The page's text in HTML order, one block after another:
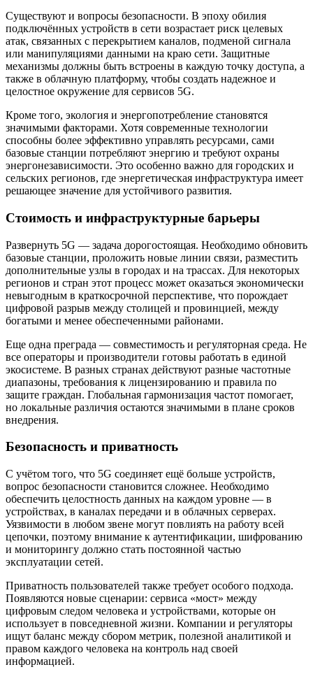
Существуют и вопросы безопасности. В эпоху обилия
подключённых устройств в сети возрастает риск целевых
атак, связанных с перекрытием каналов, подменой сигнала
или манипуляциями данными на краю сети. Защитные
механизмы должны быть встроены в каждую точку доступа, а
также в облачную платформу, чтобы создать надежное и
целостное окружение для сервисов 5G.
Кроме того, экология и энергопотребление становятся
значимыми факторами. Хотя современные технологии
способны более эффективно управлять ресурсами, сами
базовые станции потребляют энергию и требуют охраны
энергонезависимости. Это особенно важно для городских и
сельских регионов, где энергетическая инфраструктура имеет
решающее значение для устойчивого развития.
Стоимость и инфраструктурные барьеры
Развернуть 5G — задача дорогостоящая. Необходимо обновить
базовые станции, проложить новые линии связи, разместить
дополнительные узлы в городах и на трассах. Для некоторых
регионов и стран этот процесс может оказаться экономически
невыгодным в краткосрочной перспективе, что порождает
цифровой разрыв между столицей и провинцией, между
богатыми и менее обеспеченными районами.
Еще одна преграда — совместимость и регуляторная среда. Не
все операторы и производители готовы работать в единой
экосистеме. В разных странах действуют разные частотные
диапазоны, требования к лицензированию и правила по
защите граждан. Глобальная гармонизация частот помогает,
но локальные различия остаются значимыми в плане сроков
внедрения.
Безопасность и приватность
С учётом того, что 5G соединяет ещё больше устройств,
вопрос безопасности становится сложнее. Необходимо
обеспечить целостность данных на каждом уровне — в
устройствах, в каналах передачи и в облачных серверах.
Уязвимости в любом звене могут повлиять на работу всей
цепочки, поэтому внимание к аутентификации, шифрованию
и мониторингу должно стать постоянной частью
эксплуатации сетей.
Приватность пользователей также требует особого подхода.
Появляются новые сценарии: сервиса «мост» между
цифровым следом человека и устройствами, которые он
использует в повседневной жизни. Компании и регуляторы
ищут баланс между сбором метрик, полезной аналитикой и
правом каждого человека на контроль над своей
информацией.